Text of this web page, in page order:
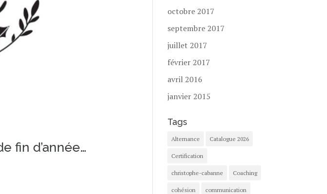
fin d’année…
octobre 2017
septembre 2017
juillet 2017
février 2017
avril 2016
janvier 2015
Tags
Alternance Catalogue 2026
Certification
christophe-cabanne Coaching
cohésion communication